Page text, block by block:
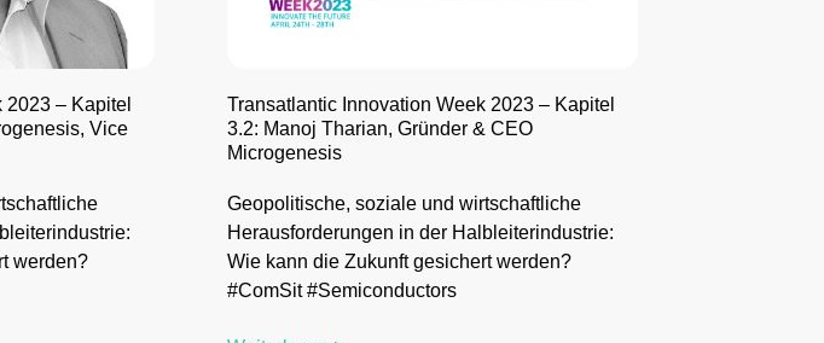
– Kapitel
Vice
werden?
Transatlantic Innovation Week 2023 – Kapitel
3.2: Manoj Tharian, Gründer & CEO
Microgenesis
Geopolitische, soziale und wirtschaftliche
Herausforderungen in der Halbleiterindustrie:
Wie kann die Zukunft gesichert werden?
#ComSit #Semiconductors